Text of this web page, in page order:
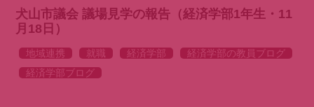
犬山市議会 議場見学の報告（経済学部1年生・11
月18日）
地域連携 就職 経済学部
経済学部の教員ブログ
経済学部ブログ